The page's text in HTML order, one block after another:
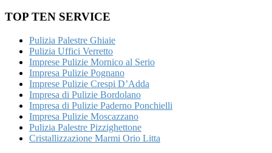
TOP TEN SERVICE
Pulizia Palestre Ghiaie
Pulizia Uffici Verretto
Imprese Pulizie Mornico al Serio
Impresa Pulizie Pognano
Imprese Pulizie Crespi D’Adda
Impresa di Pulizie Bordolano
Impresa di Pulizie Paderno Ponchielli
Impresa Pulizie Moscazzano
Pulizia Palestre Pizzighettone
Cristallizzazione Marmi Orio Litta